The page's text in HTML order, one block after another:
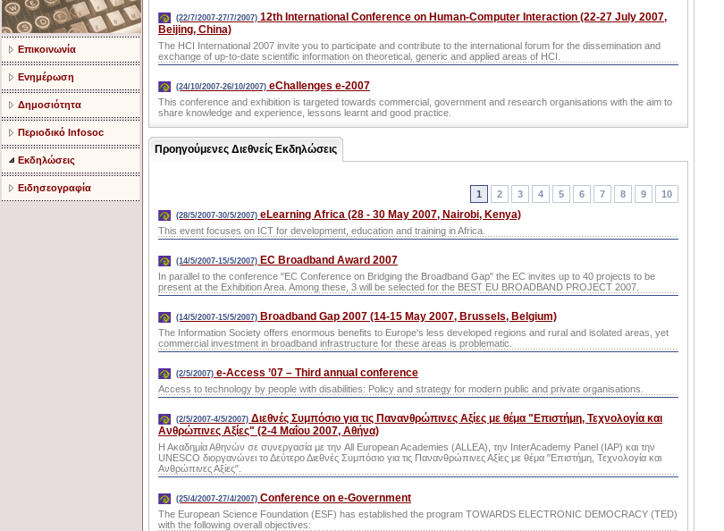
Επικοινωνία
Ενημέρωση
Δημοσιότητα
Περιοδικό Infosoc
Εκδηλώσεις
Ειδησεογραφία
(22/7/2007-27/7/2007) 12th International Conference on Human-Computer Interaction (22-27 July 2007,
Beijing, China)
The HCI International 2007 invite you to participate and contribute to the international forum for the dissemination and
exchange of up-to-date scientific information on theoretical, generic and applied areas of HCI.
(24/10/2007-26/10/2007) eChallenges e-2007
This conference and exhibition is targeted towards commercial, government and research organisations with the aim to
share knowledge and experience, lessons learnt and good practice.
Προηγούμενες Διεθνείς Εκδηλώσεις
1 2 3 4 5 6 7 8 9 10
(28/5/2007-30/5/2007) eLearning Africa (28 - 30 May 2007, Nairobi, Kenya)
This event focuses on ICT for development, education and training in Africa.
(14/5/2007-15/5/2007) EC Broadband Award 2007
In parallel to the conference "EC Conference on Bridging the Broadband Gap" the EC invites up to 40 projects to be
present at the Exhibition Area. Among these, 3 will be selected for the BEST EU BROADBAND PROJECT 2007.
(14/5/2007-15/5/2007) Broadband Gap 2007 (14-15 May 2007, Brussels, Belgium)
The Information Society offers enormous benefits to Europe's less developed regions and rural and isolated areas, yet
commercial investment in broadband infrastructure for these areas is problematic.
(2/5/2007) e-Access ’07 – Third annual conference
Access to technology by people with disabilities: Policy and strategy for modern public and private organisations.
(2/5/2007-4/5/2007) Διεθνές Συμπόσιο για τις Πανανθρώπινες Αξίες με θέμα "Επιστήμη, Τεχνολογία και
Ανθρώπινες Αξίες" (2-4 Μαΐου 2007, Aθήνα)
Η Ακαδημία Αθηνών σε συνεργασία με την All European Academies (ALLEA), την InterAcademy Panel (IAP) και την
UNESCO διοργανώνει το Δεύτερο Διεθνές Συμπόσιο για τις Πανανθρώπινες Αξίες με θέμα "Επιστήμη, Τεχνολογία και
Ανθρώπινες Αξίες".
(25/4/2007-27/4/2007) Conference on e-Government
The European Science Foundation (ESF) has established the program TOWARDS ELECTRONIC DEMOCRACY (TED)
with the following overall objectives: